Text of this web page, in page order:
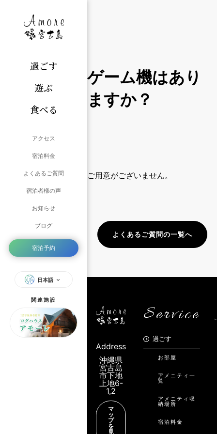
過ごす
遊ぶ
食べる
アクセス
宿泊料金
よくあるご質問
宿泊者様の声
お知らせ
ブログ
宿泊予約
日本語
関連施設
ゲーム機はあり
ますか？
ご用意がございません。
よくあるご質問の一覧へ
Address
沖縄県
宮古島
市下地
上地6-
1,2
マ
ッ
プ
を
見
Service
過ごす
お部屋
アメニティ一
覧
アメニティ収
納場所
宿泊料金